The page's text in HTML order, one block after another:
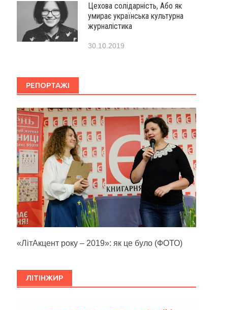
Цехова солідарність, Або як
умирає українська культурна
журналістика
30.10.2019
РЕПОРТАЖІ
«ЛітАкцент року – 2019»: як це було (ФОТО)
ЛІТІНЖИР